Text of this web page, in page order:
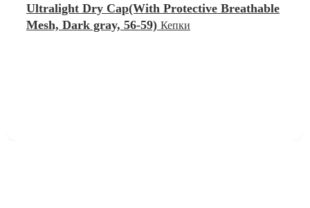
Ultralight Dry Cap(With Protective Breathable
Mesh, Dark gray, 56-59) Кепки